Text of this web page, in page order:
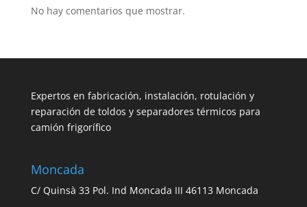
No hay comentarios que mostrar.
Expertos en fabricación, instalación, rotulación y
reparación de toldos y separadores térmicos para
camión frigorífico
Moncada
C/ Quinsà 33 Pol. Ind Moncada III 46113 Moncada